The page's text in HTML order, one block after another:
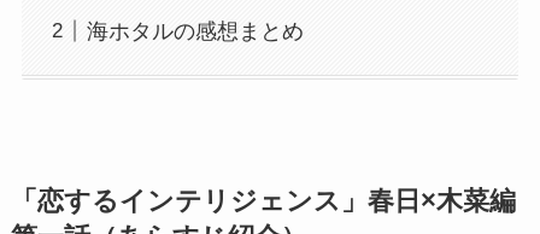
海ホタルの感想まとめ
「恋するインテリジェンス」春日×木菜編